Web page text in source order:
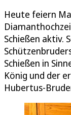
Heute feiern
Schießen aktiv.
Schießen in
König und der
Hubertus-